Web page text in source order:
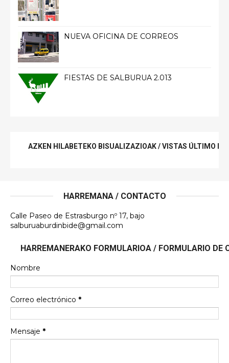
NUEVA OFICINA DE CORREOS
FIESTAS DE SALBURUA 2.013
AZKEN HILABETEKO BISUALIZAZIOAK / VISTAS ÚLTIMO
HARREMANA / CONTACTO
Calle Paseo de Estrasburgo nº 17, bajo
salburuaburdinbide@gmail.com
HARREMANERAKO FORMULARIOA / FORMULARIO DE
Nombre
Correo electrónico *
Mensaje *